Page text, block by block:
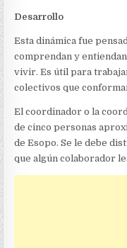
Desarrollo
Esta dinámica fue
comprendan y
vivir. Es útil para
colectivos que
El coordinador o la
de cinco personas
de Esopo. Se le debe
que algún colaborador